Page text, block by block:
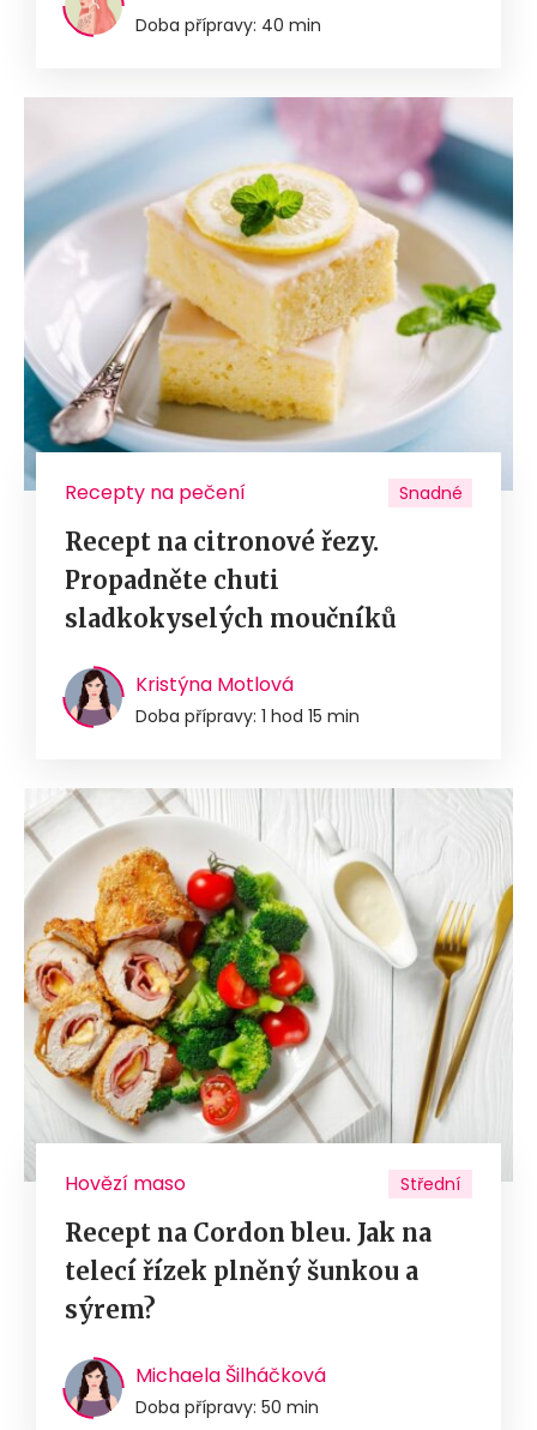
Doba přípravy: 40 min
Recepty na pečení Snadné
Recept na citronové řezy.
Propadněte chuti
sladkokyselých moučníků
Kristýna Motlová
Doba přípravy: 1 hod 15 min
Hovězí maso Střední
Recept na Cordon bleu. Jak na
telecí řízek plněný šunkou a
sýrem?
Michaela Šilháčková
Doba přípravy: 50 min